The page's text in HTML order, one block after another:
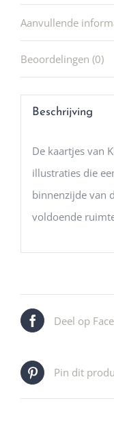
Aanvullende
Beoordelingen (0)
Beschrijving
De kaartjes van
illustraties die
binnenzijde van
voldoende
Deel op
Pin dit